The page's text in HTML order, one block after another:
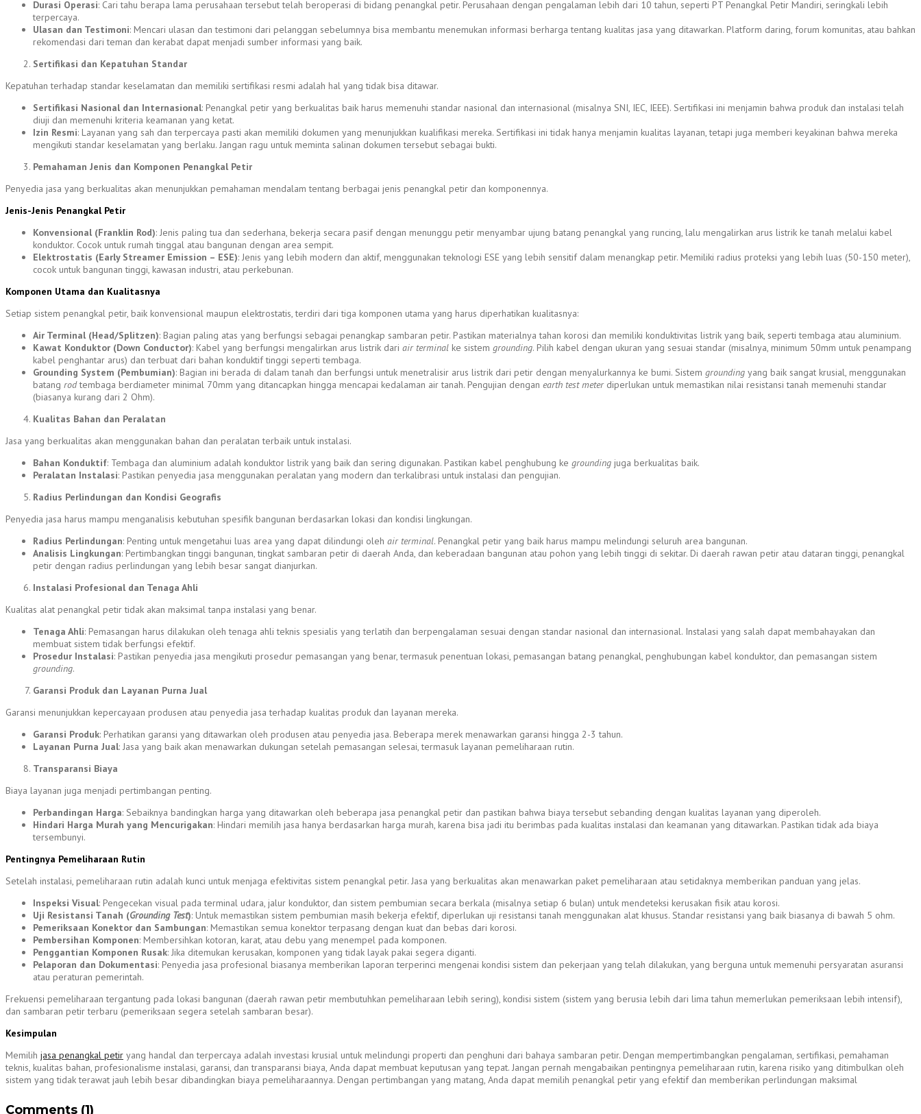
Durasi Operasi: Cari tahu berapa lama perusahaan tersebut telah beroperasi di bidang penangkal petir. Perusahaan dengan pengalaman lebih dari 10 tahun, seperti PT Penangkal Petir Mandiri, seringkali lebih
terpercaya.
Ulasan dan Testimoni: Mencari ulasan dan testimoni dari pelanggan sebelumnya bisa membantu menemukan informasi berharga tentang kualitas jasa yang ditawarkan. Platform daring, forum komunitas, atau bahkan
rekomendasi dari teman dan kerabat dapat menjadi sumber informasi yang baik.
Sertifikasi dan Kepatuhan Standar
Kepatuhan terhadap standar keselamatan dan memiliki sertifikasi resmi adalah hal yang tidak bisa ditawar.
Sertifikasi Nasional dan Internasional: Penangkal petir yang berkualitas baik harus memenuhi standar nasional dan internasional (misalnya SNI, IEC, IEEE). Sertifikasi ini menjamin bahwa produk dan instalasi telah
diuji dan memenuhi kriteria keamanan yang ketat.
Izin Resmi: Layanan yang sah dan terpercaya pasti akan memiliki dokumen yang menunjukkan kualifikasi mereka. Sertifikasi ini tidak hanya menjamin kualitas layanan, tetapi juga memberi keyakinan bahwa mereka
mengikuti standar keselamatan yang berlaku. Jangan ragu untuk meminta salinan dokumen tersebut sebagai bukti.
Pemahaman Jenis dan Komponen Penangkal Petir
Penyedia jasa yang berkualitas akan menunjukkan pemahaman mendalam tentang berbagai jenis penangkal petir dan komponennya.
Jenis-Jenis Penangkal Petir
Konvensional (Franklin Rod): Jenis paling tua dan sederhana, bekerja secara pasif dengan menunggu petir menyambar ujung batang penangkal yang runcing, lalu mengalirkan arus listrik ke tanah melalui kabel
konduktor. Cocok untuk rumah tinggal atau bangunan dengan area sempit.
Elektrostatis (Early Streamer Emission – ESE): Jenis yang lebih modern dan aktif, menggunakan teknologi ESE yang lebih sensitif dalam menangkap petir. Memiliki radius proteksi yang lebih luas (50-150 meter),
cocok untuk bangunan tinggi, kawasan industri, atau perkebunan.
Komponen Utama dan Kualitasnya
Setiap sistem penangkal petir, baik konvensional maupun elektrostatis, terdiri dari tiga komponen utama yang harus diperhatikan kualitasnya:
Air Terminal (Head/Splitzen): Bagian paling atas yang berfungsi sebagai penangkap sambaran petir. Pastikan materialnya tahan korosi dan memiliki konduktivitas listrik yang baik, seperti tembaga atau aluminium.
Kawat Konduktor (Down Conductor): Kabel yang berfungsi mengalirkan arus listrik dari air terminal ke sistem grounding. Pilih kabel dengan ukuran yang sesuai standar (misalnya, minimum 50mm untuk penampang
kabel penghantar arus) dan terbuat dari bahan konduktif tinggi seperti tembaga.
Grounding System (Pembumian): Bagian ini berada di dalam tanah dan berfungsi untuk menetralisir arus listrik dari petir dengan menyalurkannya ke bumi. Sistem grounding yang baik sangat krusial, menggunakan
batang rodtembaga berdiameter minimal 70mm yang ditancapkan hingga mencapai kedalaman air tanah. Pengujian dengan earth test meterdiperlukan untuk memastikan nilai resistansi tanah memenuhi standar
(biasanya kurang dari 2 Ohm).
Kualitas Bahan dan Peralatan
Jasa yang berkualitas akan menggunakan bahan dan peralatan terbaik untuk instalasi.
Bahan Konduktif: Tembaga dan aluminium adalah konduktor listrik yang baik dan sering digunakan. Pastikan kabel penghubung ke grounding juga berkualitas baik.
Peralatan Instalasi: Pastikan penyedia jasa menggunakan peralatan yang modern dan terkalibrasi untuk instalasi dan pengujian.
Radius Perlindungan dan Kondisi Geografis
Penyedia jasa harus mampu menganalisis kebutuhan spesifik bangunan berdasarkan lokasi dan kondisi lingkungan.
Radius Perlindungan: Penting untuk mengetahui luas area yang dapat dilindungi oleh air terminal. Penangkal petir yang baik harus mampu melindungi seluruh area bangunan.
Analisis Lingkungan: Pertimbangkan tinggi bangunan, tingkat sambaran petir di daerah Anda, dan keberadaan bangunan atau pohon yang lebih tinggi di sekitar. Di daerah rawan petir atau dataran tinggi, penangkal
petir dengan radius perlindungan yang lebih besar sangat dianjurkan.
Instalasi Profesional dan Tenaga Ahli
Kualitas alat penangkal petir tidak akan maksimal tanpa instalasi yang benar.
Tenaga Ahli: Pemasangan harus dilakukan oleh tenaga ahli teknis spesialis yang terlatih dan berpengalaman sesuai dengan standar nasional dan internasional. Instalasi yang salah dapat membahayakan dan
membuat sistem tidak berfungsi efektif.
Prosedur Instalasi: Pastikan penyedia jasa mengikuti prosedur pemasangan yang benar, termasuk penentuan lokasi, pemasangan batang penangkal, penghubungan kabel konduktor, dan pemasangan sistem
grounding.
Garansi Produk dan Layanan Purna Jual
Garansi menunjukkan kepercayaan produsen atau penyedia jasa terhadap kualitas produk dan layanan mereka.
Garansi Produk: Perhatikan garansi yang ditawarkan oleh produsen atau penyedia jasa. Beberapa merek menawarkan garansi hingga 2-3 tahun.
Layanan Purna Jual: Jasa yang baik akan menawarkan dukungan setelah pemasangan selesai, termasuk layanan pemeliharaan rutin.
Transparansi Biaya
Biaya layanan juga menjadi pertimbangan penting.
Perbandingan Harga: Sebaiknya bandingkan harga yang ditawarkan oleh beberapa jasa penangkal petir dan pastikan bahwa biaya tersebut sebanding dengan kualitas layanan yang diperoleh.
Hindari Harga Murah yang Mencurigakan: Hindari memilih jasa hanya berdasarkan harga murah, karena bisa jadi itu berimbas pada kualitas instalasi dan keamanan yang ditawarkan. Pastikan tidak ada biaya
tersembunyi.
Pentingnya Pemeliharaan Rutin
Setelah instalasi, pemeliharaan rutin adalah kunci untuk menjaga efektivitas sistem penangkal petir. Jasa yang berkualitas akan menawarkan paket pemeliharaan atau setidaknya memberikan panduan yang jelas.
Inspeksi Visual: Pengecekan visual pada terminal udara, jalur konduktor, dan sistem pembumian secara berkala (misalnya setiap 6 bulan) untuk mendeteksi kerusakan fisik atau korosi.
Uji Resistansi Tanah (Grounding Test): Untuk memastikan sistem pembumian masih bekerja efektif, diperlukan uji resistansi tanah menggunakan alat khusus. Standar resistansi yang baik biasanya di bawah 5 ohm.
Pemeriksaan Konektor dan Sambungan: Memastikan semua konektor terpasang dengan kuat dan bebas dari korosi.
Pembersihan Komponen: Membersihkan kotoran, karat, atau debu yang menempel pada komponen.
Penggantian Komponen Rusak: Jika ditemukan kerusakan, komponen yang tidak layak pakai segera diganti.
Pelaporan dan Dokumentasi: Penyedia jasa profesional biasanya memberikan laporan terperinci mengenai kondisi sistem dan pekerjaan yang telah dilakukan, yang berguna untuk memenuhi persyaratan asuransi
atau peraturan pemerintah.
Frekuensi pemeliharaan tergantung pada lokasi bangunan (daerah rawan petir membutuhkan pemeliharaan lebih sering), kondisi sistem (sistem yang berusia lebih dari lima tahun memerlukan pemeriksaan lebih intensif),
dan sambaran petir terbaru (pemeriksaan segera setelah sambaran besar).
Kesimpulan
Memilih jasa penangkal petir yang handal dan terpercaya adalah investasi krusial untuk melindungi properti dan penghuni dari bahaya sambaran petir. Dengan mempertimbangkan pengalaman, sertifikasi, pemahaman
teknis, kualitas bahan, profesionalisme instalasi, garansi, dan transparansi biaya, Anda dapat membuat keputusan yang tepat. Jangan pernah mengabaikan pentingnya pemeliharaan rutin, karena risiko yang ditimbulkan oleh
sistem yang tidak terawat jauh lebih besar dibandingkan biaya pemeliharaannya. Dengan pertimbangan yang matang, Anda dapat memilih penangkal petir yang efektif dan memberikan perlindungan maksimal
Comments (1)